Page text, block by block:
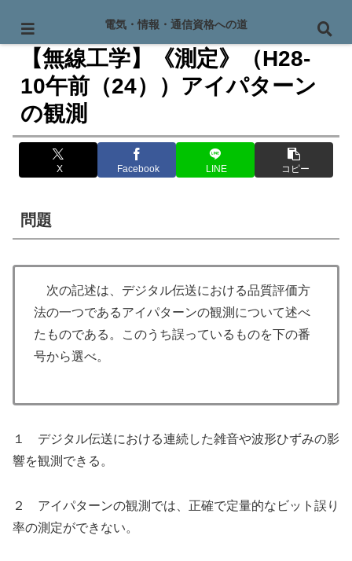
PR
【無線工学】《測定》（H28-
10午前（24））アイパターン
の観測
X Facebook LINE コピー
問題
次の記述は、デジタル伝送における品質評価方
法の一つであるアイパターンの観測について述べ
たものである。このうち誤っているものを下の番
号から選べ。
１ デジタル伝送における連続した雑音や波形ひずみの影
響を観測できる。
２ アイパターンの観測では、正確で定量的なビット誤り
率の測定ができない。
電気・情報・通信資格への道